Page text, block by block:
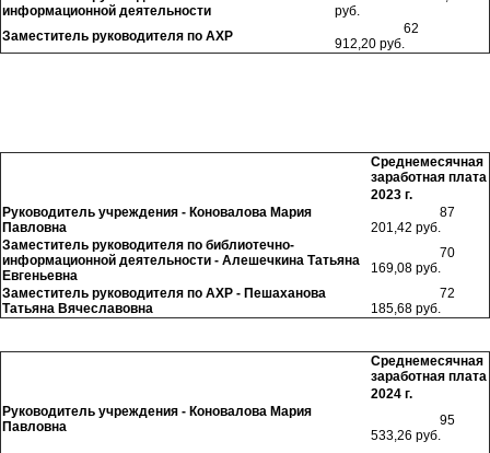
информационной деятельности
руб.
Заместитель руководителя по АХР
62
912,20 руб.
Среднемесячная
заработная плата
2023 г.
Руководитель учреждения - Коновалова Мария
Павловна
87
201,42 руб.
Заместитель руководителя по библиотечно-
информационной деятельности - Алешечкина Татьяна
Евгеньевна
70
169,08 руб.
Заместитель руководителя по АХР - Пешаханова
Татьяна Вячеславовна
72
185,68 руб.
Среднемесячная
заработная плата
2024 г.
Руководитель учреждения - Коновалова Мария
Павловна
95
533,26 руб.